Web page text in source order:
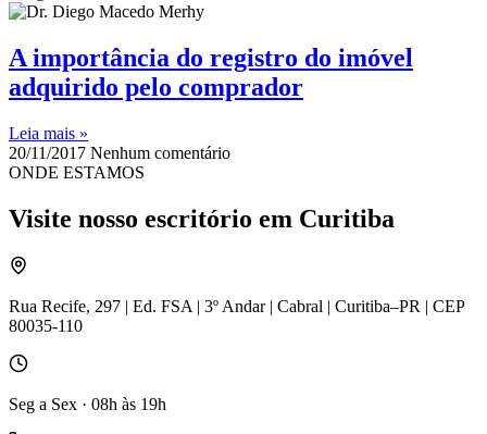
A importância do registro do imóvel
adquirido pelo comprador
Leia mais »
20/11/2017 Nenhum comentário
ONDE ESTAMOS
Visite nosso escritório em Curitiba
Rua Recife, 297 | Ed. FSA | 3º Andar | Cabral | Curitiba–PR | CEP
80035-110
Seg a Sex · 08h às 19h